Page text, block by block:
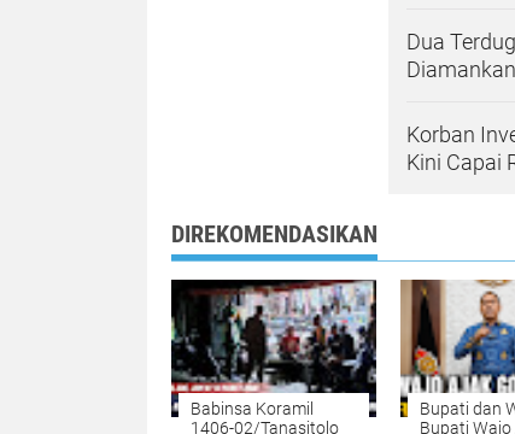
Dua
Korban
Kini Capai
DIREKOMENDASIKAN
Babinsa Koramil
1406-02/Tanasitolo
Bupati dan
Bupati Wajo